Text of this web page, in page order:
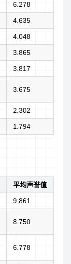
6.278
4.635
4.048
3.865
3.817
3.675
2.302
1.794
平均声誉值
9.861
8.750
6.778